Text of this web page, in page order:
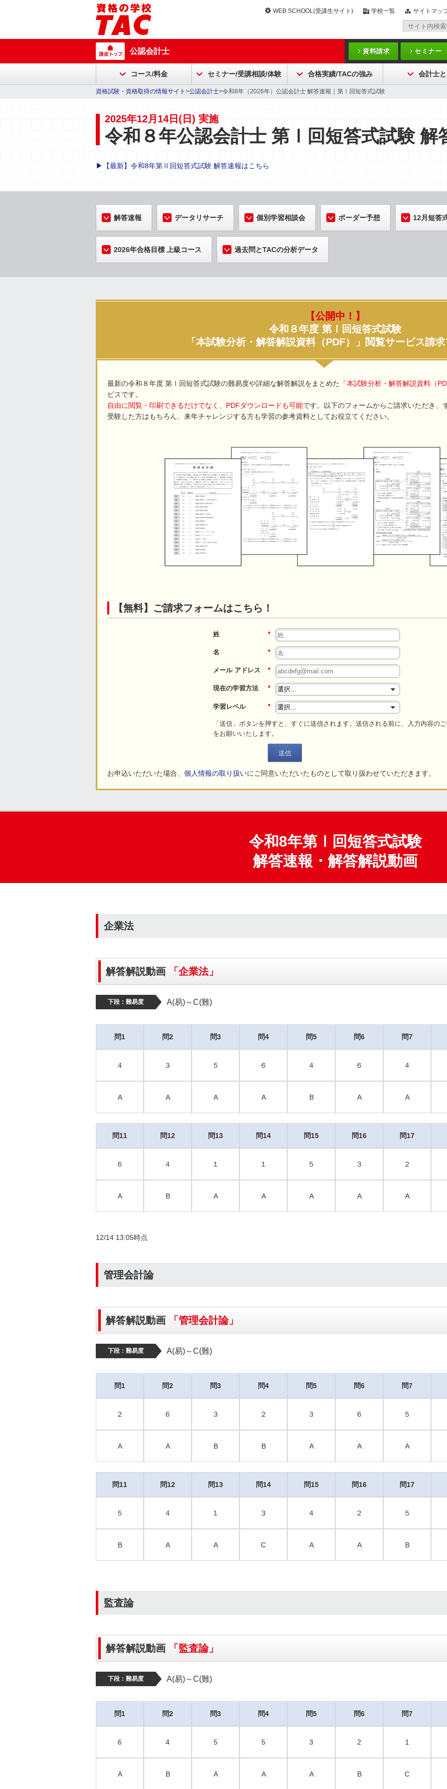
WEB SCHOOL(受講生サイト) 学校一覧 サイトマッ
公認会計士 資料請求 セミナー
コース/料金 セミナー/受講相談/体験 合格実績/TACの強み 会計士
資格試験・資格取得の情報サイト >公認会計士>令和8年（2026年）公認会計士 解答速報｜第Ⅰ回短答式試験
2025年12月14日(日) 実施
令和８年公認会計士 第Ⅰ回短答式試験 解
▶【最新】令和8年第Ⅱ回短答式試験 解答速報はこちら
解答速報 データリサーチ 個別学習相談会 ボーダー予想 12月短答
2026年合格目標 上級コース 過去問とTACの分析データ
【公開中！】
令和８年度 第Ⅰ回短答式試験
「本試験分析・解答解説資料（PDF）」閲覧サービス請
最新の令和８年度 第Ⅰ回短答式試験の難易度や詳細な解答解説をまとめた
「本試験分析・解答解説資料（
ビスです。
自由に閲覧・印刷できるだけでなく、PDFダウンロードも可能です。以下のフォームからご請求いただき、
受験した方はもちろん、来年チャレンジする方も学習の参考資料としてお役立てください。
【無料】ご請求フォームはこちら！
*
姓
*
名
*
メール アドレス
*
現在の学習方法
*
学習レベル
「送信」ボタンを押すと、すぐに送信されます。送信される前に、入力内容の
をお願いいたします。
送信
お申込いただいた場合、 個人情報の取り扱いにご同意いただいたものとして取り扱わせていただきます。
令和8年第Ⅰ回短答式試験
解答速報・解答解説動画
企業法
解答解説動画 「企業法」
下段：難易度 A(易)～C(難)
問1
４
A
問2
３
A
問3
５
A
問4
６
A
問5
４
B
問6
６
A
問7
４
A
問11
６
A
問12
４
B
問13
１
A
問14
１
A
問15
５
A
問16
３
A
問17
２
A
12/14 13:05時点
管理会計論
解答解説動画 「管理会計論」
下段：難易度 A(易)～C(難)
問1
２
A
問2
６
A
問3
３
B
問4
２
B
問5
３
A
問6
６
A
問7
５
A
問11
５
B
問12
４
A
問13
１
A
問14
３
C
問15
４
A
問16
２
A
問17
５
B
監査論
解答解説動画 「監査論」
下段：難易度 A(易)～C(難)
問1
6
A
問2
4
B
問3
5
A
問4
5
A
問5
3
A
問6
2
B
問7
1
C